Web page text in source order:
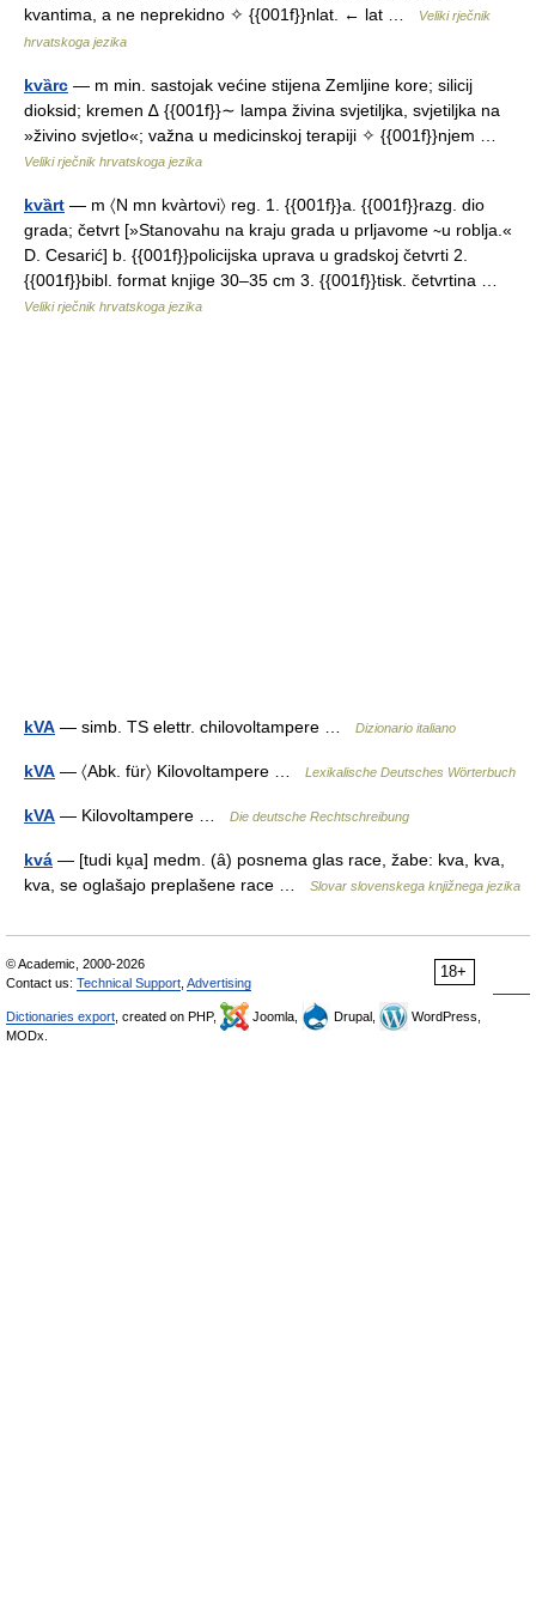
kvantima, a ne neprekidno ✧ {{001f}}nlat. ← lat …
Veliki rječnik
hrvatskoga jezika
kvȁrc — m min. sastojak većine stijena Zemljine kore; silicij
dioksid; kremen ∆ {{001f}}∼ lampa živina svjetiljka, svjetiljka na
»živino svjetlo«; važna u medicinskoj terapiji ✧ {{001f}}njem …
Veliki rječnik hrvatskoga jezika
kvȁrt — m 〈N mn kvàrtovi〉 reg. 1. {{001f}}a. {{001f}}razg. dio
grada; četvrt [»Stanovahu na kraju grada u prljavome ∼u roblja.«
D. Cesarić] b. {{001f}}policijska uprava u gradskoj četvrti 2.
{{001f}}bibl. format knjige 30–35 cm 3. {{001f}}tisk. četvrtina …
Veliki rječnik hrvatskoga jezika
kVA — simb. TS elettr. chilovoltampere … Dizionario italiano
kVA — 〈Abk. für〉 Kilovoltampere … Lexikalische Deutsches Wörterbuch
kVA — Kilovoltampere … Die deutsche Rechtschreibung
kvá — [tudi ku̯a] medm. (ȃ) posnema glas race, žabe: kva, kva,
kva, se oglašajo preplašene race …
Slovar slovenskega knjižnega jezika
18+
© Academic, 2000-2026
Contact us: Technical Support Advertising
Dictionaries export , created on PHP, Joomla, Drupal,
WordPress,
MODx.